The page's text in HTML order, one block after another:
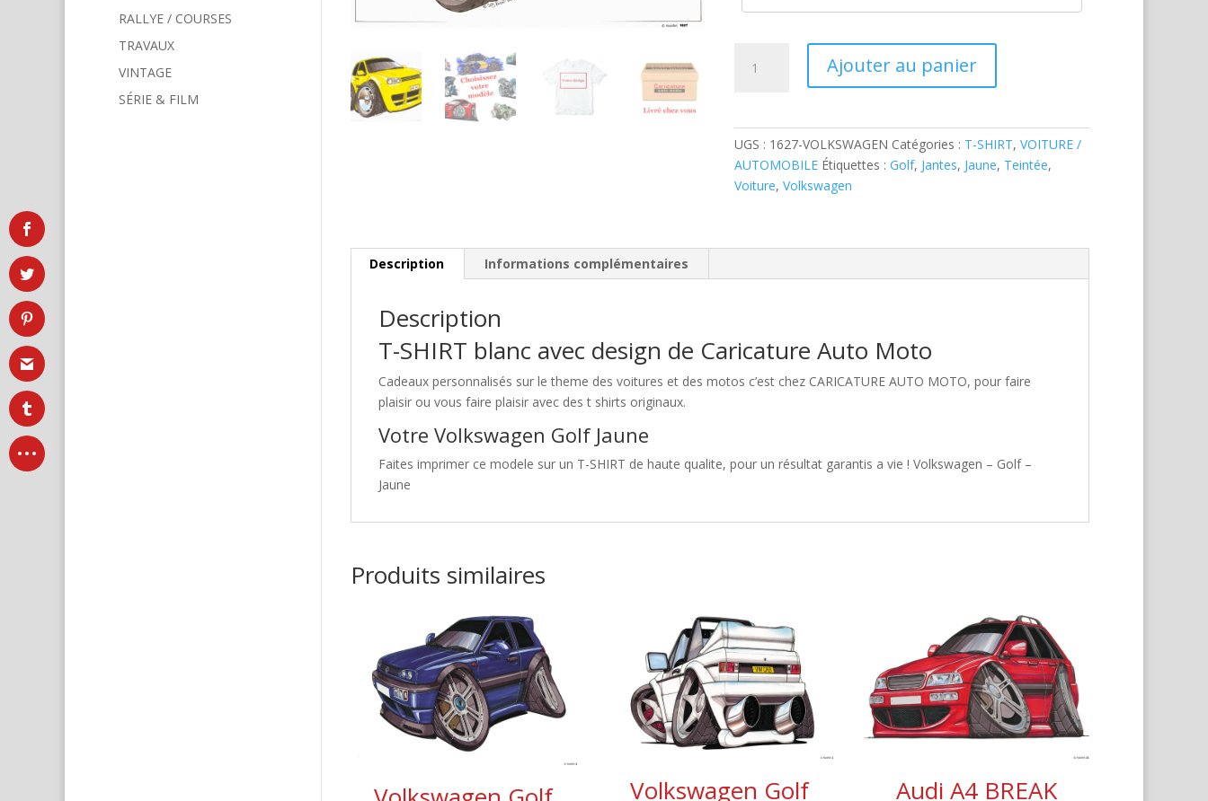
Ajouter au panier
UGS : 1627-VOLKSWAGEN Catégories : T-SHIRT,VOITURE /
AUTOMOBILE Étiquettes :Golf, Jantes, Jaune, Teintée,
Voiture,Volkswagen
Description Informations complémentaires
Description
T-SHIRT blanc avec design de Caricature Auto Moto
Cadeaux personnalisés sur le theme des voitures et des motos c’est chez CARICATURE AUTO MOTO, pour faire
plaisir ou vous faire plaisir avec des t shirts originaux.
Votre Volkswagen Golf Jaune
Faites imprimer ce modele sur un T-SHIRT de haute qualite, pour un résultat garantis a vie ! Volkswagen – Golf –
Jaune
Produits similaires
Volkswagen Golf Audi A4 BREAK
RALLYE / COURSES
TRAVAUX
VINTAGE
SÉRIE & FILM